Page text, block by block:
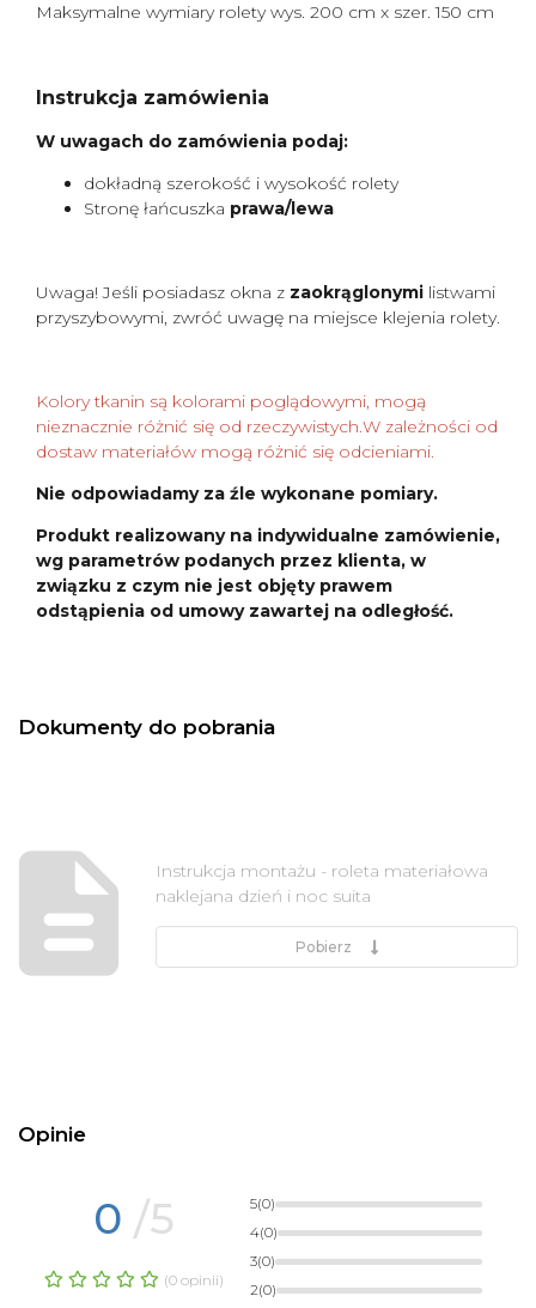
Maksymalne wymiary rolety wys. 200 cm x szer. 150 cm
Instrukcja zamówienia
W uwagach do zamówienia podaj:
dokładną szerokość i wysokość rolety
Stronę łańcuszka prawa/lewa
Uwaga! Jeśli posiadasz okna z zaokrąglonymi listwami
przyszybowymi, zwróć uwagę na miejsce klejenia rolety.
Kolory tkanin są kolorami poglądowymi, mogą
nieznacznie różnić się od rzeczywistych.W zależności od
dostaw materiałów mogą różnić się odcieniami.
Nie odpowiadamy za źle wykonane pomiary.
Produkt realizowany na indywidualne zamówienie,
wg parametrów podanych przez klienta, w
związku z czym nie jest objęty prawem
odstąpienia od umowy zawartej na odległość.
Dokumenty do pobrania
Instrukcja montażu - roleta materiałowa
naklejana dzień i noc suita
Pobierz
Opinie
0 /5
(0 opinii)
5(0)
4(0)
3(0)
2(0)